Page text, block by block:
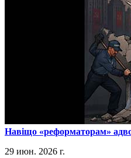
​Навіщо «реформаторам»
29 июн. 2026 г.